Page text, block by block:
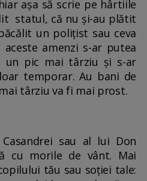
așa să scrie pe hârtiile
statul, că nu și-au plătit
un polițist sau ceva
aceste amenzi s-ar putea
un pic mai târziu și s-ar
temporar. Au bani de
târziu va fi mai prost.
sau al lui Don
cu morile de vânt. Mai
tău sau soției tale: